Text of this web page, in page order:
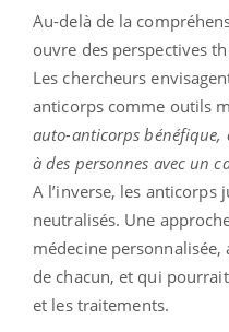
Au-delà de la
ouvre des perspectives
Les chercheurs
anticorps comme outils
auto-anticorps
à des personnes avec un
A l’inverse, les anticorps
neutralisés. Une
médecine
de chacun, et qui
et les traitements.